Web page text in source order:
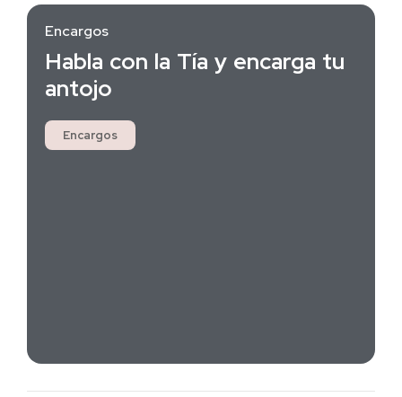
Encargos
Habla con la Tía y encarga tu
antojo
Encargos